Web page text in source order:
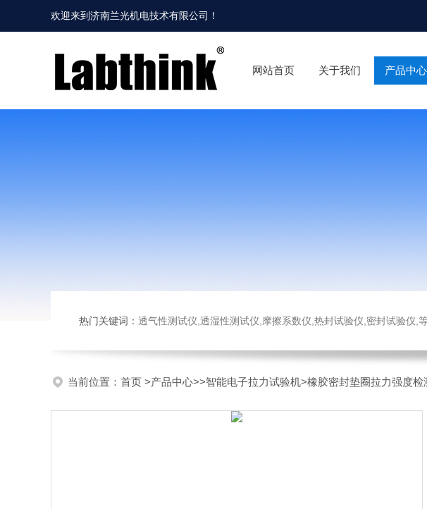
欢迎来到济南兰光机电技术有限公司 ！
网站首页 关于我们 产品中心
热门关键词： 透气性测试仪,透湿性测试仪,摩擦系数仪,热封试验仪,密封试验仪,等压法透氧仪,
当前位置： 首页 >产品中心>>智能电子拉力试验机>橡胶密封垫圈拉力强度检